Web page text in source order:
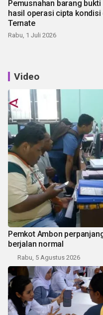
Pemusnahan barang bukti
hasil operasi cipta kondisi
Ternate
Rabu, 1 Juli 2026
Video
Pemkot Ambon
berjalan normal
Rabu, 5 Agustus 2026